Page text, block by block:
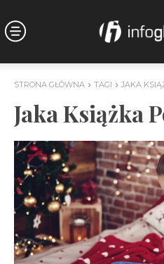
STRONA GŁÓWNA TAGI JAKA
Jaka Książka